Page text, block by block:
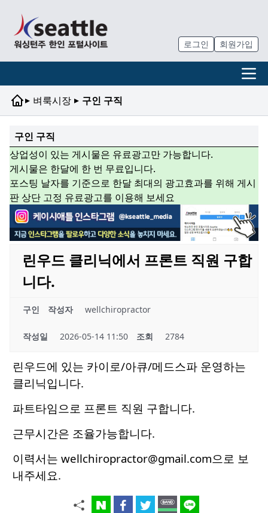
로그인 회원가입
▸ 벼룩시장 ▸ 구인 구직
구인 구직
상업성이 있는 게시물은 유료광고만 가능합니다.
게시물은 한달에 한 번 무료입니다.
포스팅 날자를 기준으로 한달 최대의 광고효과를 위해 게시
판 상단 고정 유료광고를 이용해 보세요
린우드 클리닉에서 프론트 직원 구합
니다.
구인 작성자 wellchiropractor
작성일 2026-05-14 11:50 조회 2784
린우드에 있는 카이로/아큐/메드스파 운영하는
클리닉입니다.
파트타임으로 프론트 직원 구합니다.
근무시간은 조율가능합니다.
이력서는 wellchiropractor@gmail.com으로 보
내주세요.